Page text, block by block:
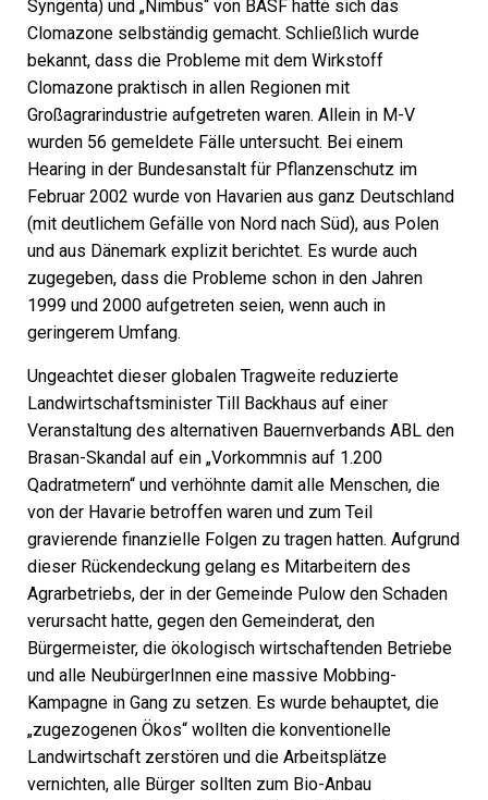
Syngenta) und „Nimbus“ von BASF hatte sich das
Clomazone selbständig gemacht. Schließlich wurde
bekannt, dass die Probleme mit dem Wirkstoff
Clomazone praktisch in allen Regionen mit
Großagrarindustrie aufgetreten waren. Allein in M-V
wurden 56 gemeldete Fälle untersucht. Bei einem
Hearing in der Bundesanstalt für Pflanzenschutz im
Februar 2002 wurde von Havarien aus ganz Deutschland
(mit deutlichem Gefälle von Nord nach Süd), aus Polen
und aus Dänemark explizit berichtet. Es wurde auch
zugegeben, dass die Probleme schon in den Jahren
1999 und 2000 aufgetreten seien, wenn auch in
geringerem Umfang.
Ungeachtet dieser globalen Tragweite reduzierte
Landwirtschaftsminister Till Backhaus auf einer
Veranstaltung des alternativen Bauernverbands ABL den
Brasan-Skandal auf ein „Vorkommnis auf 1.200
Qadratmetern“ und verhöhnte damit alle Menschen, die
von der Havarie betroffen waren und zum Teil
gravierende finanzielle Folgen zu tragen hatten. Aufgrund
dieser Rückendeckung gelang es Mitarbeitern des
Agrarbetriebs, der in der Gemeinde Pulow den Schaden
verursacht hatte, gegen den Gemeinderat, den
Bürgermeister, die ökologisch wirtschaftenden Betriebe
und alle NeubürgerInnen eine massive Mobbing-
Kampagne in Gang zu setzen. Es wurde behauptet, die
„zugezogenen Ökos“ wollten die konventionelle
Landwirtschaft zerstören und die Arbeitsplätze
vernichten, alle Bürger sollten zum Bio-Anbau